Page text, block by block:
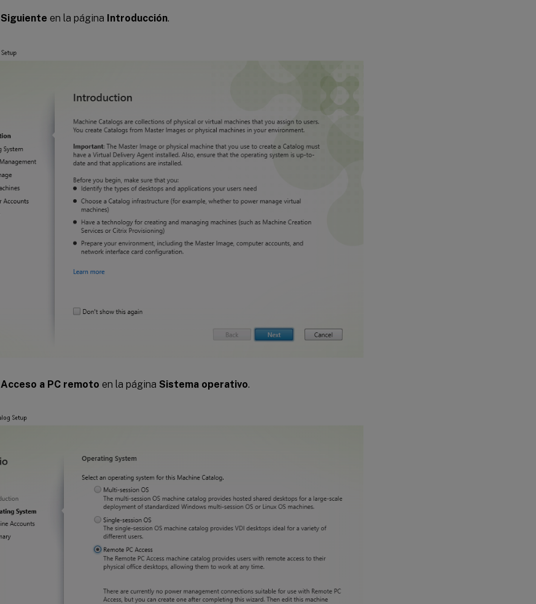
Siguiente en la página Introducción.
Acceso a PC remoto en la página Sistema operativo.